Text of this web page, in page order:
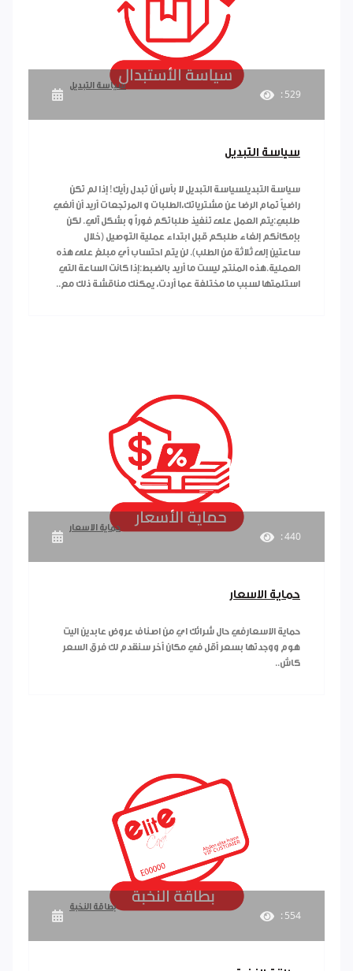
سياسة التبديل
: 529
سياسة التبديل
سياسة التبديلسياسة التبديل لا بأس أن تبدل رأيك! إذا لم تكن
راضياً تمام الرضا عن مشترياتك،الطلبات و المرتجعات أريد أن ألغي
طلبي:يتم العمل على تنفيذ طلباتكم فوراً و بشكل آلي. لكن
بإمكانكم إلغاء طلبكم قبل ابتداء عملية التوصيل (خلال
ساعتين إلى ثلاثة من الطلب). لن يتم احتساب أي مبلغ على هذه
العملية.هذه المنتج ليست ما أريد بالضبط:إذا كانت الساعة التي
استلمتها لسبب ما مختلفة عما أردت، يمكنك مناقشة ذلك مع..
حماية الاسعار
: 440
حماية الاسعار
حماية الاسعارفي حال شرائك اي من اصناف عروض عابدين اليت
هوم ووجدتها بسعر أقل في مكان أخر سنقدم لك فرق السعر
كاش..
بطاقة النخبة
: 554